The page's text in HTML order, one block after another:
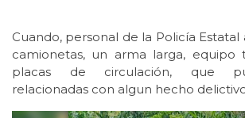
Cuando, personal de la Policía Estatal
camionetas, un arma larga, equipo
placas de circulación, que
relacionadas con algun hecho